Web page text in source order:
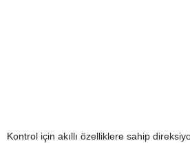
Kontrol için akıllı özelliklere sahip